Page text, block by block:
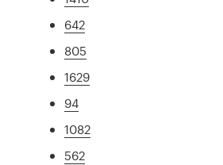
642
805
1629
94
1082
562